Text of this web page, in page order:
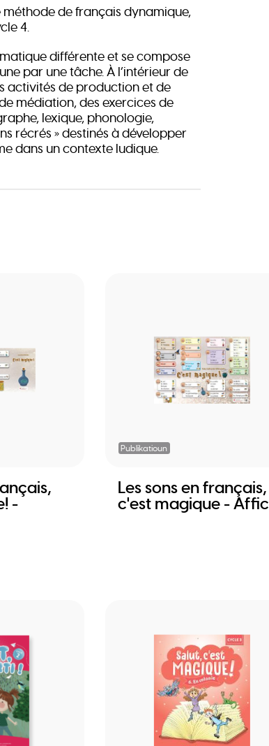
méthode de français dynamique,
4.
différente et se compose
par une tâche. À l’intérieur de
activités de production et de
médiation, des exercices de
lexique, phonologie,
récrés » destinés à développer
dans un contexte ludique.
-
Publikatioun
Les sons en français,
c'est magique -